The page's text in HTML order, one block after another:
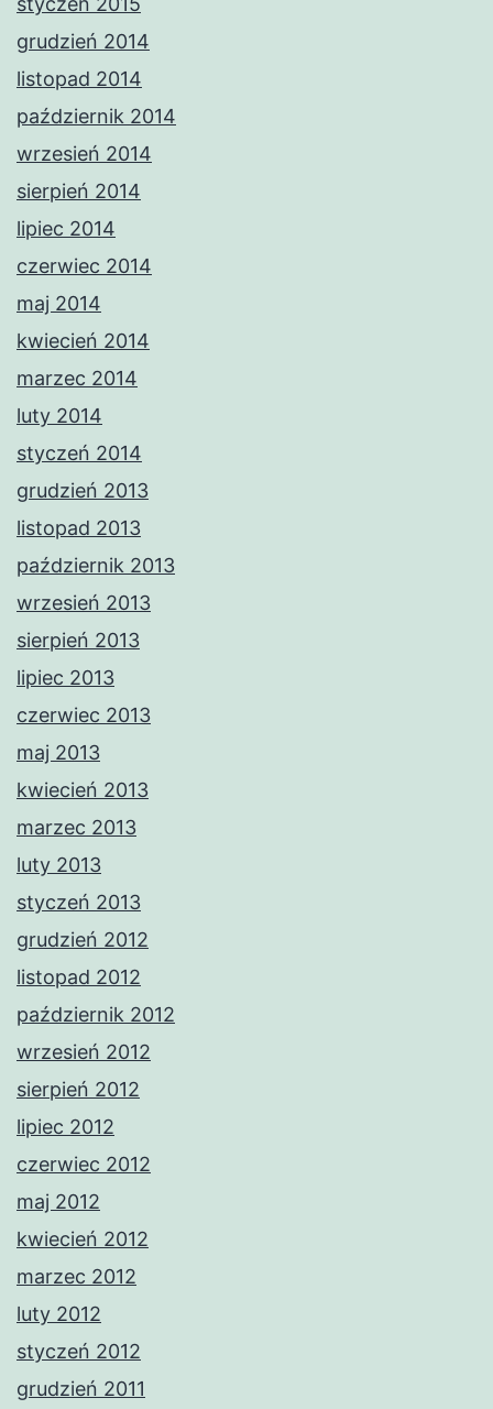
grudzień 2014
listopad 2014
październik 2014
wrzesień 2014
sierpień 2014
lipiec 2014
czerwiec 2014
maj 2014
kwiecień 2014
marzec 2014
luty 2014
styczeń 2014
grudzień 2013
listopad 2013
październik 2013
wrzesień 2013
sierpień 2013
lipiec 2013
czerwiec 2013
maj 2013
kwiecień 2013
marzec 2013
luty 2013
styczeń 2013
grudzień 2012
listopad 2012
październik 2012
wrzesień 2012
sierpień 2012
lipiec 2012
czerwiec 2012
maj 2012
kwiecień 2012
marzec 2012
luty 2012
styczeń 2012
grudzień 2011